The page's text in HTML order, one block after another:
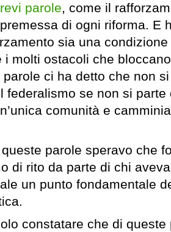
parole, come il
di ogni riforma. E
sia una
i molti ostacoli che
ci ha detto che non
federalismo se non si
comunità e
parole speravo che
di rito da parte di chi
un punto fondamentale
constatare che di queste